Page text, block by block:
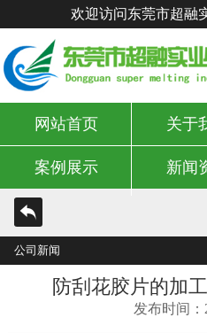
欢迎访问东莞市超融
网站首页 关于
案例展示 新闻
公司新闻
防刮花胶片的加
发布时间：